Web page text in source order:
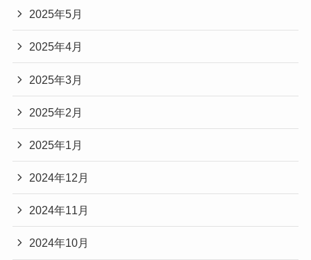
2025年5月
2025年4月
2025年3月
2025年2月
2025年1月
2024年12月
2024年11月
2024年10月